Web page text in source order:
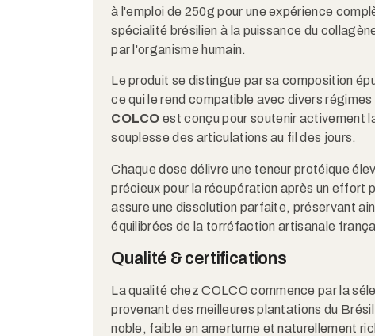
à l'emploi de 250g pour une expérience
spécialité brésilien à la puissance du
par l'organisme humain.
Le produit se distingue par sa composition
ce qui le rend compatible avec divers
COLCO est conçu pour soutenir activement
souplesse des articulations au fil des jours.
Chaque dose délivre une teneur protéique
précieux pour la récupération après un effort
assure une dissolution parfaite, préservant
équilibrées de la torréfaction artisanale
Qualité & certifications
La qualité chez COLCO commence par la
provenant des meilleures plantations du
noble, faible en amertume et naturellement